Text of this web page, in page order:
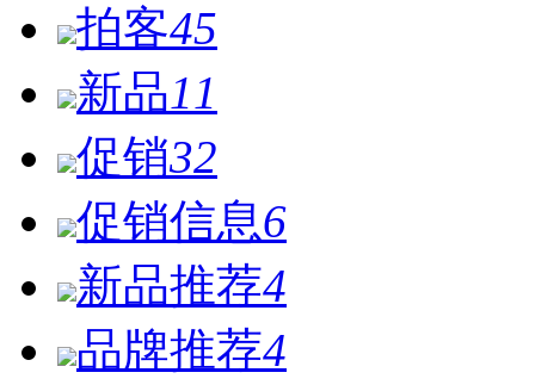
拍客45
新品11
促销32
促销信息6
新品推荐4
品牌推荐4